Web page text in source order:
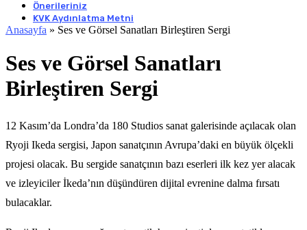
Önerileriniz
KVK Aydınlatma Metni
Anasayfa » Ses ve Görsel Sanatları Birleştiren Sergi
Ses ve Görsel Sanatları
Birleştiren Sergi
12 Kasım’da Londra’da 180 Studios sanat galerisinde açılacak olan
Ryoji Ikeda sergisi, Japon sanatçının Avrupa’daki en büyük ölçekli
projesi olacak. Bu sergide sanatçının bazı eserleri ilk kez yer alacak
ve izleyiciler İkeda’nın düşündüren dijital evrenine dalma fırsatı
bulacaklar.